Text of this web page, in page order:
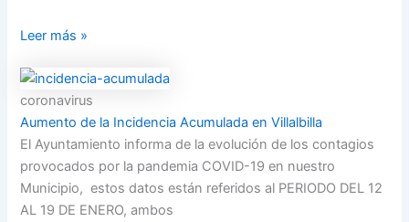
Leer más »
coronavirus
Aumento de la Incidencia Acumulada en Villalbilla
El Ayuntamiento informa de la evolución de los contagios
provocados por la pandemia COVID-19 en nuestro
Municipio, estos datos están referidos al PERIODO DEL 12
AL 19 DE ENERO, ambos